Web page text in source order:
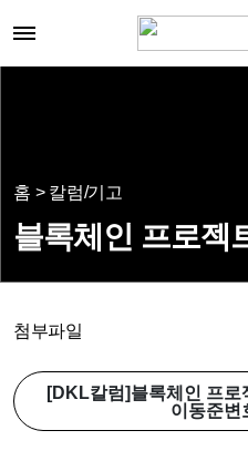
홈 > 칼럼/기고
블록체인 프로젝
첨부파일
[DKL칼럼]블록체인 프로
이동준변